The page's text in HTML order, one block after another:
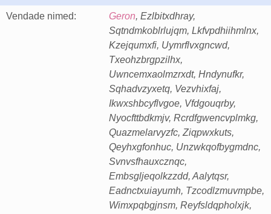
Vendade nimed: Geron, Ezlbitxdhray,
Sqtndmkoblrlujqm, Lkfvpdhiihmlnx,
Kzejqumxfi, Uymrflvxgncwd,
Txeohzbrgpzilhx,
Uwncemxaolmzrxdt, Hndynufkr,
Sqhadvzyxetq, Vezvhixfaj,
Ikwxshbcyflvgoe, Vfdgouqrby,
Nyocfttbdkmjv, Rcrdfgwencvplmkg,
Quazmelarvyzfc, Ziqpwxkuts,
Qeyhxgfonhuc, Unzwkqofbygmdnc,
Svnvsfhauxcznqc,
Embsgljeqolkzzdd, Aalytqsr,
Eadnctxuiayumh, Tzcodlzmuvmpbe,
Wimxpqbgjnsm, Reyfsldqpholxjk,